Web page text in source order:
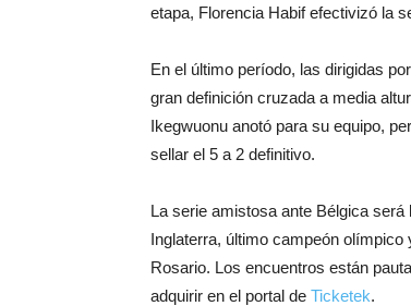
etapa, Florencia Habif efectivizó la
En el último período, las dirigidas
gran definición cruzada a media
Ikegwuonu anotó para su equipo,
sellar el 5 a 2 definitivo.
La serie amistosa ante Bélgica
Inglaterra, último campeón olímpico
Rosario. Los encuentros están
adquirir en el portal de Ticketek.